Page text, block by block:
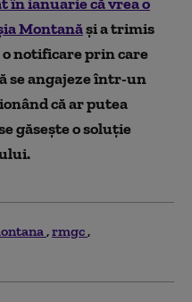
Montanăşi a trimis
notificare prin care
se angajeze într-un
că ar putea
găseşte o soluţie
rmgc